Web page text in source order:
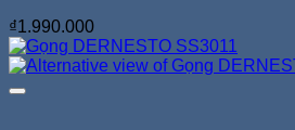
₫1.990.000